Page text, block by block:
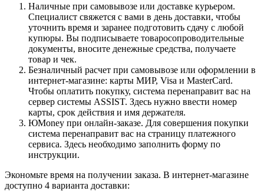
Наличные при самовывозе или доставке курьером.
Специалист свяжется с вами в день доставки, чтобы
уточнить время и заранее подготовить сдачу с любой
купюры. Вы подписываете товаросопроводительные
документы, вносите денежные средства, получаете
товар и чек.
Безналичный расчет при самовывозе или оформлении в
интернет-магазине: карты МИР, Visa и MasterCard.
Чтобы оплатить покупку, система перенаправит вас на
сервер системы ASSIST. Здесь нужно ввести номер
карты, срок действия и имя держателя.
ЮMoney при онлайн-заказе. Для совершения покупки
система перенаправит вас на страницу платежного
сервиса. Здесь необходимо заполнить форму по
инструкции.
Экономьте время на получении заказа. В интернет-магазине
доступно 4 варианта доставки: